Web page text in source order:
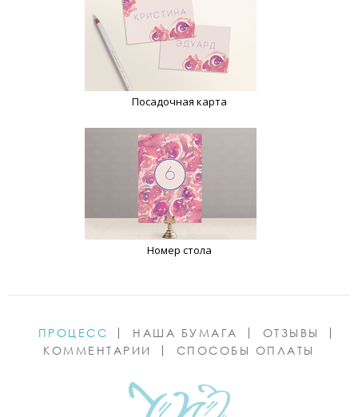
Посадочная карта
Номер стола
ПРОЦЕСС НАША БУМАГА
ОТЗЫВЫ
КОММЕНТАРИИ
СПОСОБЫ ОПЛАТЫ